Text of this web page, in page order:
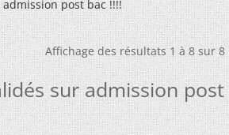
post bac !!!!
Affichage des résultats 1 à 8 sur 8
sur admission post